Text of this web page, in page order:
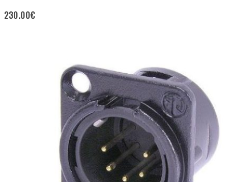
230.00€